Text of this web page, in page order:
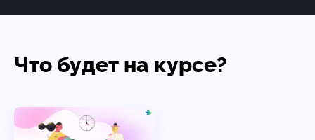
Что будет на курсе?